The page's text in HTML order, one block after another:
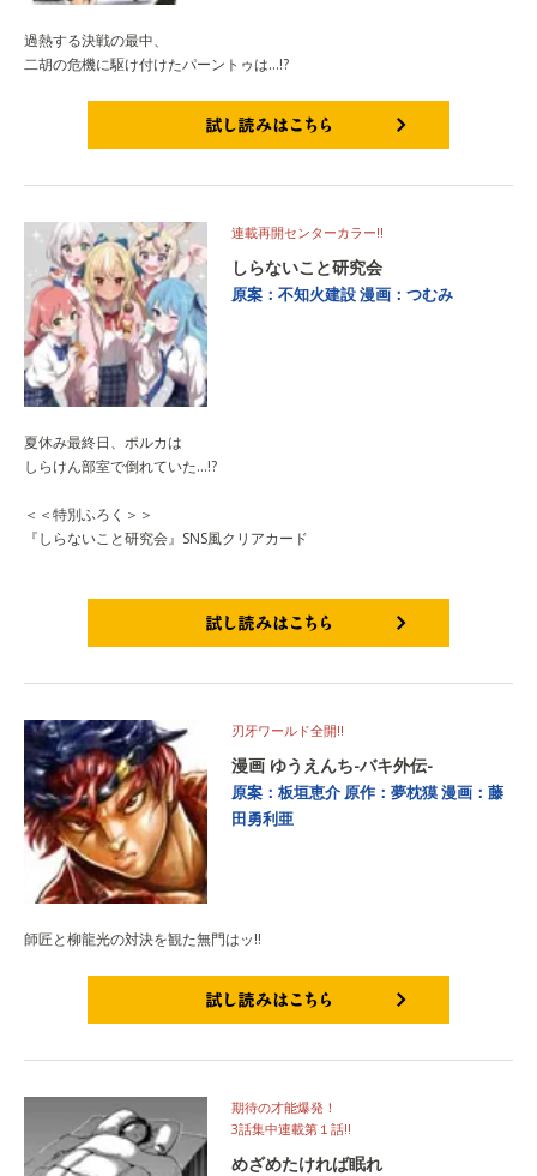
過熱する決戦の最中、
二胡の危機に駆け付けたパーントゥは…!?
連載再開センターカラー!!
しらないこと研究会
原案：不知火建設漫画：つむみ
夏休み最終日、ポルカは
しらけん部室で倒れていた…!?
＜＜特別ふろく＞＞
『しらないこと研究会』SNS風クリアカード
刃牙ワールド全開‼
漫画 ゆうえんち-バキ外伝-
原案：板垣恵介 原作：夢枕獏漫画：藤
田勇利亜
師匠と柳龍光の対決を観た無門はッ!!
期待の才能爆発！
3話集中連載第１話‼
めざめたければ眠れ